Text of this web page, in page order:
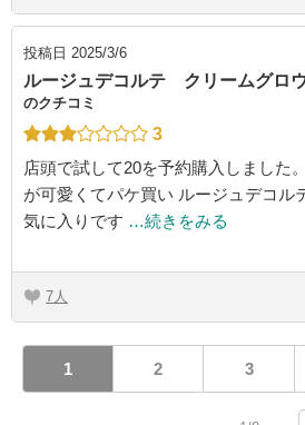
投稿日 2025/3/6
ルージュデコルテ クリームグロ
のクチコミ
3
店頭で試して20を予約購入しました
が可愛くてパケ買い ルージュデコル
気に入りです …続きをみる
7
1 2 3